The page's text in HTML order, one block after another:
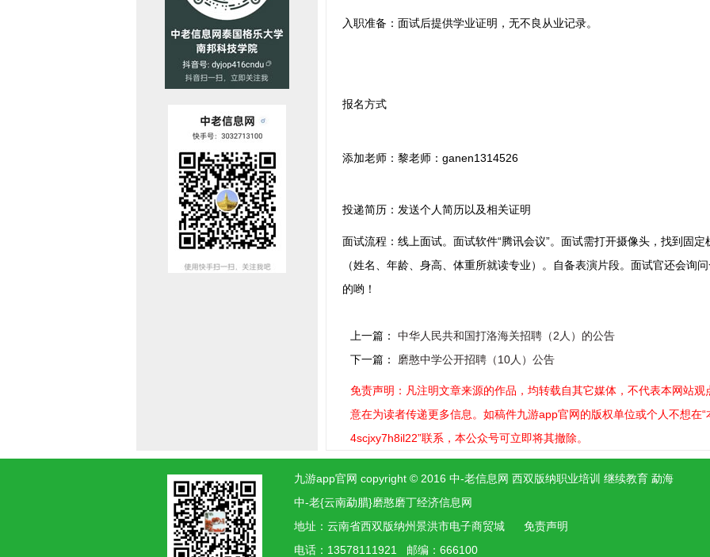
入职准备：面试后提供学业证明，无不良从业记录。
报名方式
添加老师：黎老师：ganen1314526
投递简历：发送个人简历以及相关证明
面试流程：线上面试。面试软件“腾讯会议”。面试需打开摄像头，找到固
（姓名、年龄、身高、体重所就读专业）。自备表演片段。面试官还会询
的哟！
上一篇： 中华人民共和国打洛海关招聘（2人）的公告
下一篇： 磨憨中学公开招聘（10人）公告
免责声明：凡注明文章来源的作品，均转载自其它媒体，不代表本网站观
意在为读者传递更多信息。如稿件九游app官网的版权单位或个人不想在
4scjxy7h8il22”联系，本公众号可立即将其撤除。
九游app官网 copyright © 2016 中-老信息网 西双版纳职业培训 继续教育 勐海
中-老{云南勐腊}磨憨磨丁经济信息网
地址：云南省西双版纳州景洪市电子商贸城 免责声明
电话：13578111921 邮编：666100